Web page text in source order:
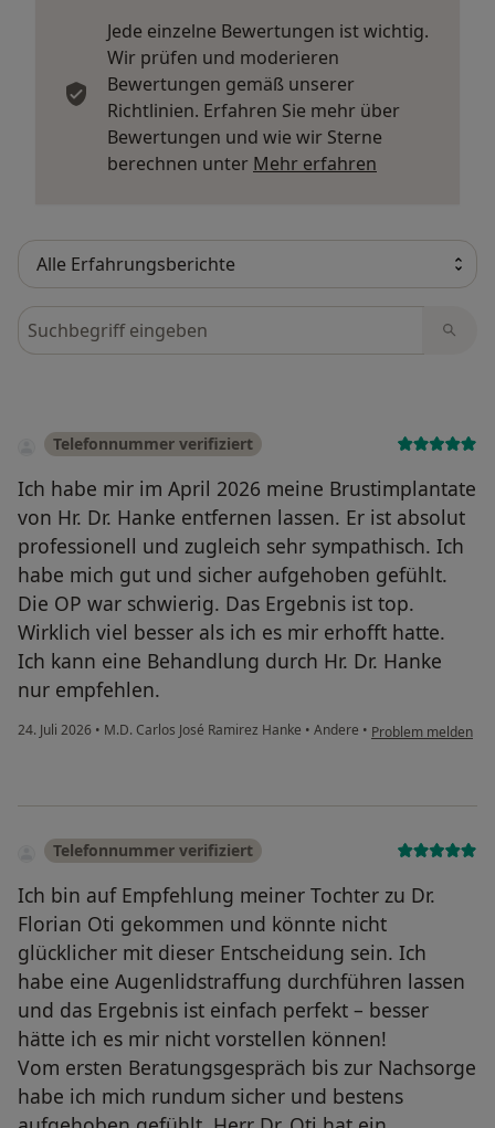
Jede einzelne Bewertungen ist wichtig.
Wir prüfen und moderieren
Bewertungen gemäß unserer
Richtlinien. Erfahren Sie mehr über
Bewertungen und wie wir Sterne
berechnen unter Mehr erfahren
Bewertungen durchsuchen
Telefonnummer verifiziert
Ich habe mir im April 2026 meine Brustimplantate
von Hr. Dr. Hanke entfernen lassen. Er ist absolut
professionell und zugleich sehr sympathisch. Ich
habe mich gut und sicher aufgehoben gefühlt.
Die OP war schwierig. Das Ergebnis ist top.
Wirklich viel besser als ich es mir erhofft hatte.
Ich kann eine Behandlung durch Hr. Dr. Hanke
nur empfehlen.
24. Juli 2026 • M.D. Carlos José Ramirez Hanke • Andere • Problem melden
Telefonnummer verifiziert
Ich bin auf Empfehlung meiner Tochter zu Dr.
Florian Oti gekommen und könnte nicht
glücklicher mit dieser Entscheidung sein. Ich
habe eine Augenlidstraffung durchführen lassen
und das Ergebnis ist einfach perfekt – besser
hätte ich es mir nicht vorstellen können!
Vom ersten Beratungsgespräch bis zur Nachsorge
habe ich mich rundum sicher und bestens